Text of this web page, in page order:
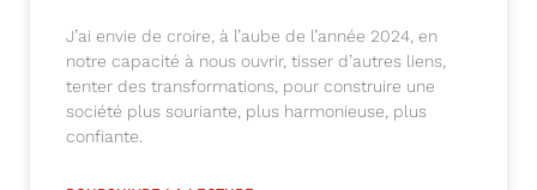
J’ai envie de croire, à l’aube de l’année 2024, en
notre capacité à nous ouvrir, tisser d’autres liens,
tenter des transformations, pour construire une
société plus souriante, plus harmonieuse, plus
confiante.